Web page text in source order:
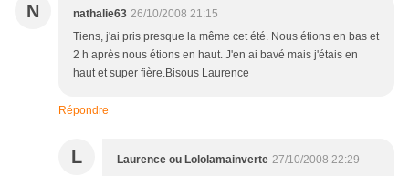
N nathalie63 26/10/2008 21:15
Tiens, j'ai pris presque la même cet été. Nous étions en bas et
2 h après nous étions en haut. J'en ai bavé mais j'étais en
haut et super fière.Bisous Laurence
Répondre
L Laurence ou Lololamainverte 27/10/2008 22:29